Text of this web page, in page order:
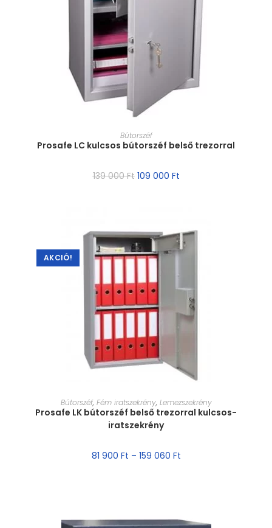
MÉRET VÁLASZTÁSA
Bútorszéf
Prosafe LC kulcsos bútorszéf belső trezorral
139 000Ft 109 000 Ft
AKCIÓ!
MÉRET VÁLASZTÁSA
Bútorszéf, Fém iratszekrény, Lemezszekrény
Prosafe LK bútorszéf belső trezorral kulcsos-
iratszekrény
81 900 Ft – 159 060 Ft